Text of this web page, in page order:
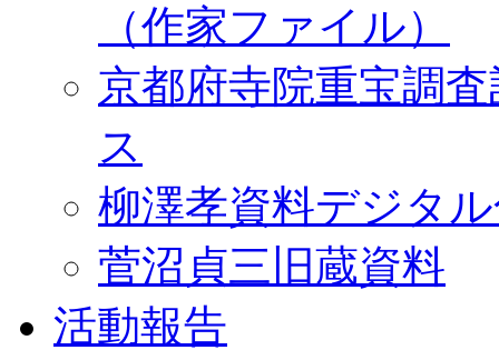
（作家ファイル）
京都府寺院重宝調
ス
柳澤孝資料デジタ
菅沼貞三旧蔵資料
活動報告